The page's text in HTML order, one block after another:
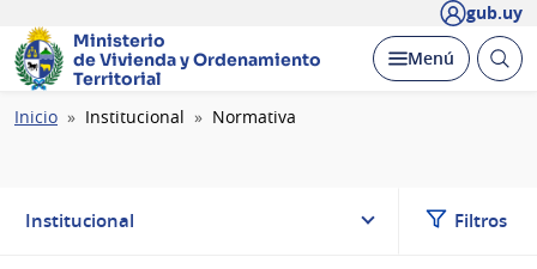
gub.uy
Ministerio
de Vivienda yOrdenamiento
Territorial
Desplegar
Menú Abrir
Ruta
Inicio Institucional Normativa
Institucional Filtros